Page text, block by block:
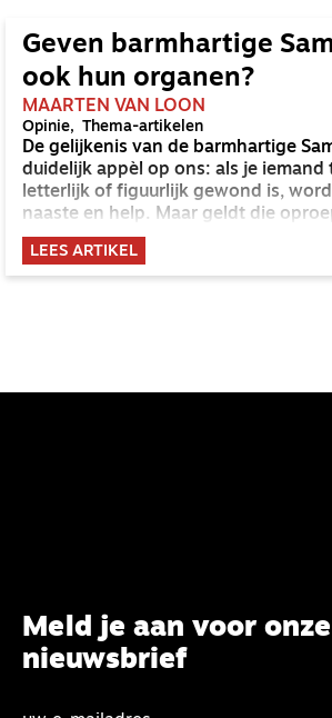
Geven barmhartige
ook hun organen?
MAARTEN VAN LOON
Opinie Thema-artikelen
De gelijkenis van de barmhartige
duidelijk appèl op ons: als je iemand
letterlijk of figuurlijk gewond is,
naaste en help. Maar geldt die
een orgaan nodig heeft en jij daarin
LEES ARTIKEL
Meld je aan voor
nieuwsbrief